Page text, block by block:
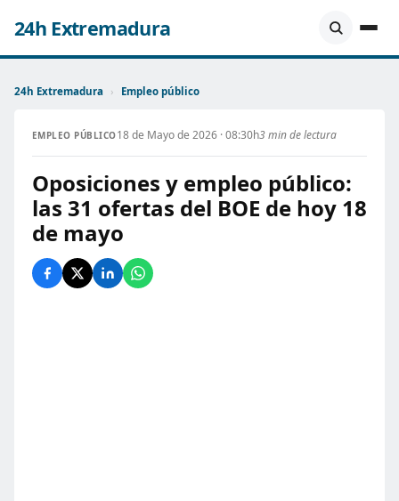
24h Extremadura
24h Extremadura › Empleo público
EMPLEO PÚBLICO18 de Mayo de 2026 · 08:30h3 min de lectura
Oposiciones y empleo público:
las 31 ofertas del BOE de hoy 18
de mayo